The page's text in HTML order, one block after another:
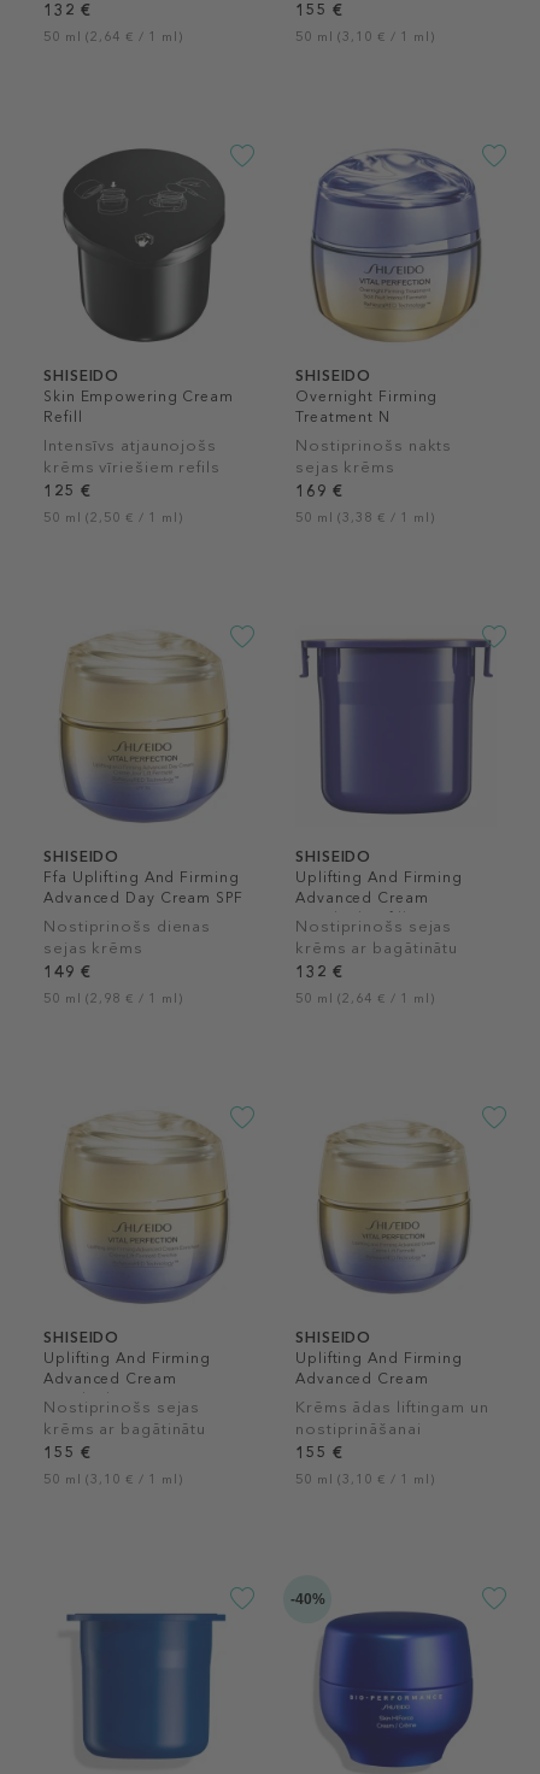
132 €
50 ml (2,64 € / 1 ml)
155 €
50 ml (3,10 € / 1 ml)
SHISEIDO
Skin Empowering Cream
Refill
Intensīvs atjaunojošs
krēms vīriešiem refils
125 €
50 ml (2,50 € / 1 ml)
SHISEIDO
Overnight Firming
Treatment N
Nostiprinošs nakts
sejas krēms
169 €
50 ml (3,38 € / 1 ml)
SHISEIDO
Ffa Uplifting And Firming
Advanced Day Cream SPF
30
Nostiprinošs dienas
sejas krēms
149 €
50 ml (2,98 € / 1 ml)
SHISEIDO
Uplifting And Firming
Advanced Cream
Enriched Refill
Nostiprinošs sejas
krēms ar bagātinātu
tekstūru refils
132 €
50 ml (2,64 € / 1 ml)
SHISEIDO
Uplifting And Firming
Advanced Cream
Enriched
Nostiprinošs sejas
krēms ar bagātinātu
tekstūru
155 €
50 ml (3,10 € / 1 ml)
SHISEIDO
Uplifting And Firming
Advanced Cream
Krēms ādas liftingam un
nostiprināšanai
155 €
50 ml (3,10 € / 1 ml)
-40%